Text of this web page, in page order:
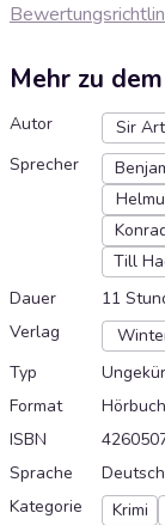
Mehr zu
Autor
Sir
Sprecher
Till
Dauer
11
Verlag
Typ
Format
ISBN
Sprache
Deutsch
Kategorie
Krimi